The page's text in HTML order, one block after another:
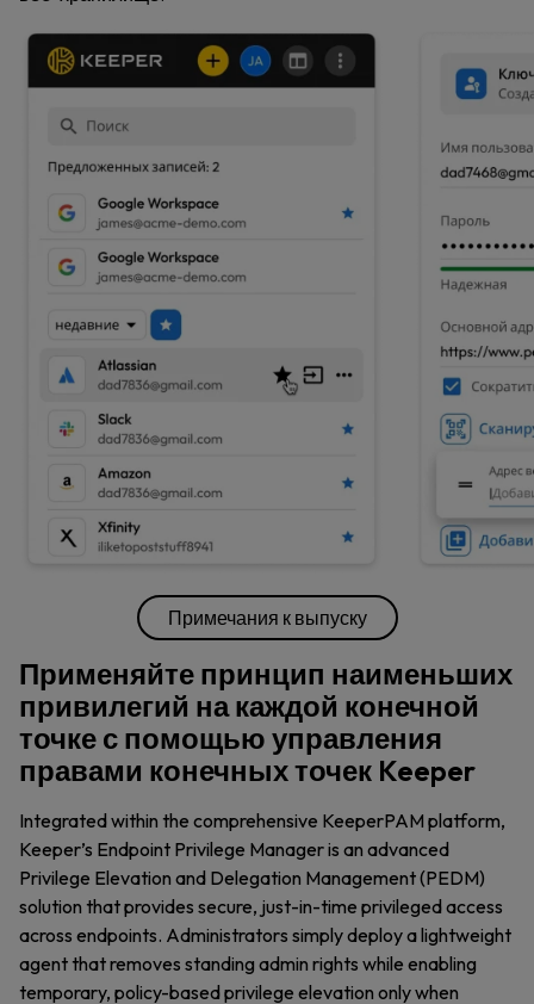
Примечания к выпуску
Применяйте принцип наименьших
привилегий на каждой конечной
точке с помощью управления
правами конечных точек Keeper
Integrated within the comprehensive KeeperPAM platform,
Keeper’s Endpoint Privilege Manager is an advanced
Privilege Elevation and Delegation Management (PEDM)
solution that provides secure, just-in-time privileged access
across endpoints. Administrators simply deploy a lightweight
agent that removes standing admin rights while enabling
temporary, policy-based privilege elevation only when